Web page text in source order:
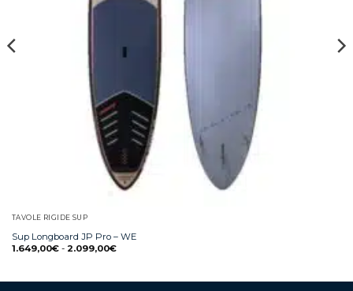
TAVOLE RIGIDE SUP
Sup Longboard JP Pro – WE
1.649,00€ - 2.099,00€